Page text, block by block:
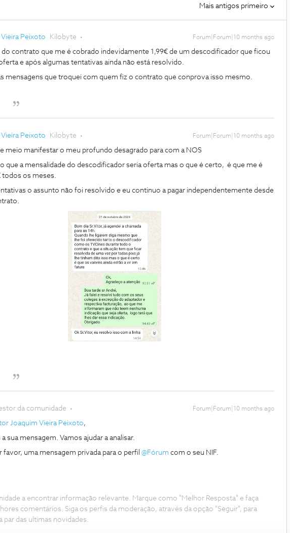
Mais antigos primeiro
Peixoto Kilobyte Forum|Forum|10 months ago
do contrato que me é cobrado indevidamente 1,99€ de um descodificador que ficou
e após algumas tentativas ainda não está resolvido.
mensagens que troquei com quem fiz o contrato que conprova isso mesmo.
Peixoto Kilobyte Forum|Forum|10 months ago
meio manifestar o meu profundo desagrado para com a NOS
que a mensalidade do descodificador seria oferta mas o que é certo, é que me é
todos os meses.
o assunto não foi resolvido e eu continuo a pagar independentemente desde
da comunidade Forum|Forum|10 months ago
Joaquim Vieira Peixoto,
sua mensagem. Vamos ajudar a analisar.
favor, uma mensagem privada para o perfil @Fórum com o seu NIF.
a encontrar informação relevante. Marque como "Melhor Resposta" e faça
comentários. Siga os perfis da moderação, através da opção "Seguir", para
par das ultimas novidades.